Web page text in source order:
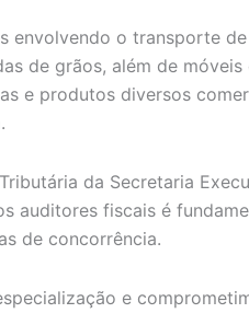
envolvendo o transporte
de grãos, além de
e produtos diversos
da Secretaria
auditores fiscais é
de concorrência.
e